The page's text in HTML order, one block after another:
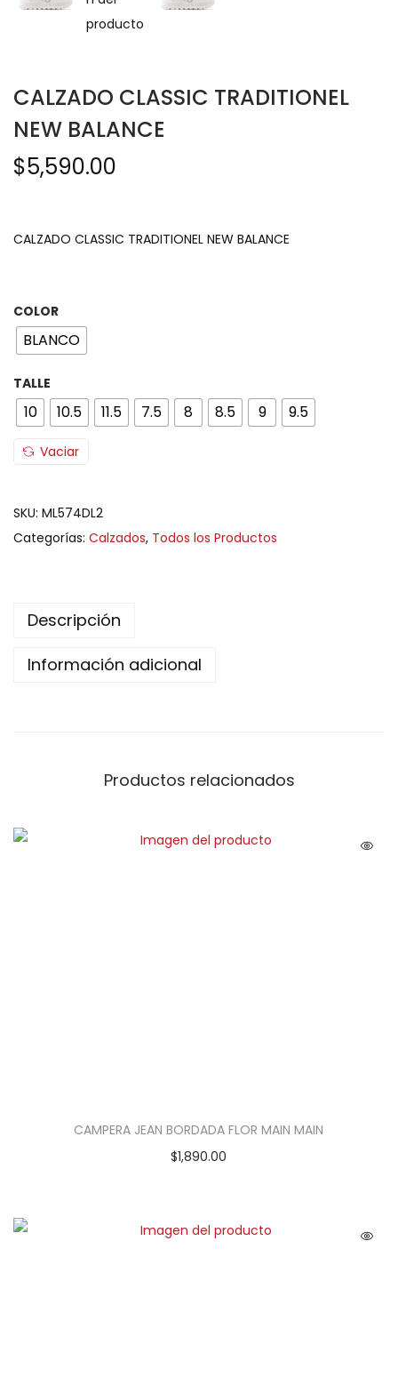
CALZADO CLASSIC TRADITIONEL
NEW BALANCE
$5,590.00
CALZADO CLASSIC TRADITIONEL NEW BALANCE
COLOR
BLANCO
TALLE
10 10.5 11.5 7.5 8 8.5 9 9.5
Vaciar
SKU: ML574DL2
Categorías: Calzados, Todos los Productos
Descripción
Información adicional
Productos relacionados
CAMPERA JEAN BORDADA FLOR MAIN MAIN
$1,890.00